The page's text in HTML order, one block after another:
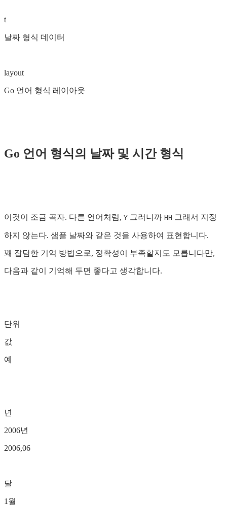
t
날짜 형식 데이터
layout
Go 언어 형식 레이아웃
Go 언어 형식의 날짜 및 시간 형식
이것이 조금 곡자. 다른 언어처럼, Y 그러니까 HH 그래서 지정
하지 않는다. 샘플 날짜와 같은 것을 사용하여 표현합니다.
꽤 잡담한 기억 방법으로, 정확성이 부족할지도 모릅니다만,
다음과 같이 기억해 두면 좋다고 생각합니다.
단위
값
예
년
2006년
2006,06
달
1월